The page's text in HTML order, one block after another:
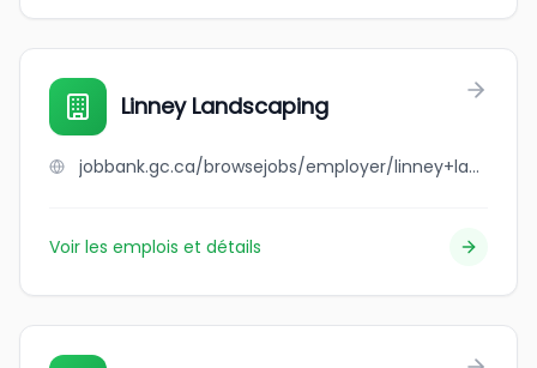
Linney Landscaping
jobbank.gc.ca/browsejobs/employer/linney+landscaping/ca
Voir les emplois et détails